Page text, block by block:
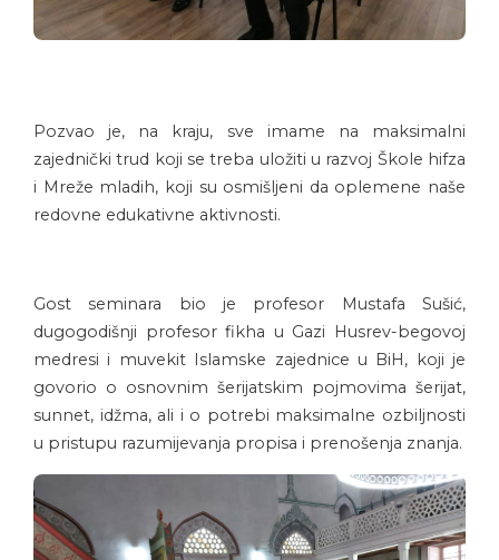
Pozvao je, na kraju, sve imame na maksimalni
zajednički trud koji se treba uložiti u razvoj Škole hifza
i Mreže mladih, koji su osmišljeni da oplemene naše
redovne edukativne aktivnosti.
Gost seminara bio je profesor Mustafa Sušić,
dugogodišnji profesor fikha u Gazi Husrev-begovoj
medresi i muvekit Islamske zajednice u BiH, koji je
govorio o osnovnim šerijatskim pojmovima šerijat,
sunnet, idžma, ali i o potrebi maksimalne ozbiljnosti
u pristupu razumijevanja propisa i prenošenja znanja.